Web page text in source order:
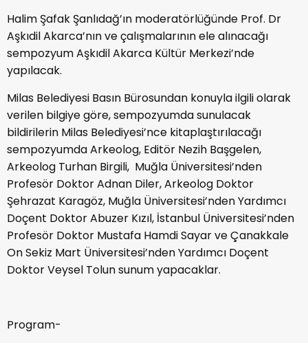
Halim Şafak Şanlıdağ’ın moderatörlüğünde Prof. Dr
Aşkıdil Akarca’nın ve çalışmalarının ele alınacağı
sempozyum Aşkıdil Akarca Kültür Merkezi’nde
yapılacak.
Milas Belediyesi Basın Bürosundan konuyla ilgili olarak
verilen bilgiye göre, sempozyumda sunulacak
bildirilerin Milas Belediyesi’nce kitaplaştırılacağı
sempozyumda Arkeolog, Editör Nezih Başgelen,
Arkeolog Turhan Birgili, Muğla Üniversitesi’nden
Profesör Doktor Adnan Diler, Arkeolog Doktor
Şehrazat Karagöz, Muğla Üniversitesi’nden Yardımcı
Doçent Doktor Abuzer Kızıl, İstanbul Üniversitesi’nden
Profesör Doktor Mustafa Hamdi Sayar ve Çanakkale
On Sekiz Mart Üniversitesi’nden Yardımcı Doçent
Doktor Veysel Tolun sunum yapacaklar.
Program-